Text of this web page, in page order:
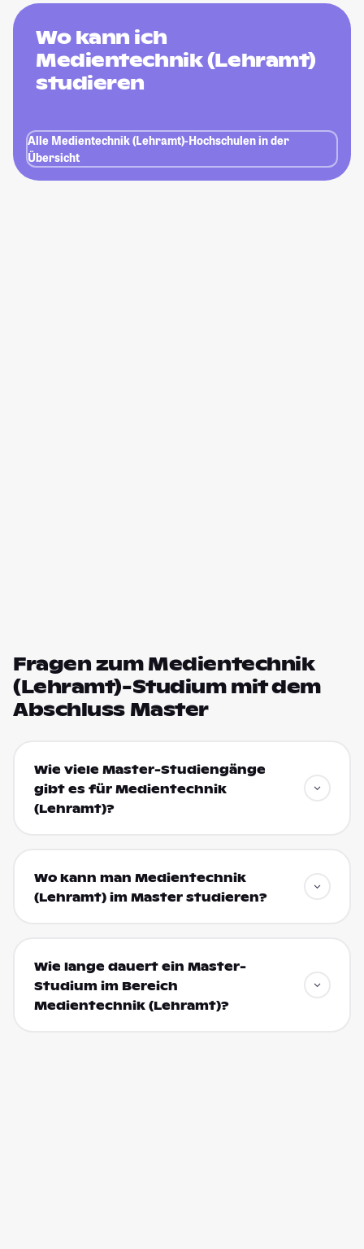
Wo kann ich
Medientechnik (Lehramt)
studieren
Alle Medientechnik (Lehramt)-Hochschulen in der
Übersicht
Fragen zum Medientechnik
(Lehramt)-Studium mit dem
Abschluss Master
Wie viele Master-Studiengänge
gibt es für Medientechnik
(Lehramt)?
Wo kann man Medientechnik
(Lehramt) im Master studieren?
Wie lange dauert ein Master-
Studium im Bereich
Medientechnik (Lehramt)?